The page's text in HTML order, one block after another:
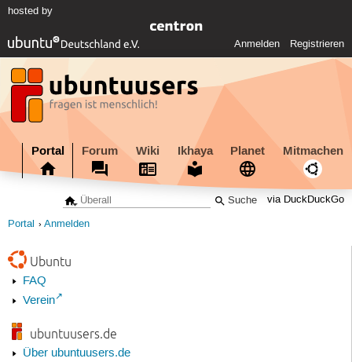
hosted by
Anmelden Registrieren
Portal Forum Wiki Ikhaya Planet Mitmachen
via DuckDuckGo
Portal Anmelden
Ubuntu
FAQ
Verein
ubuntuusers.de
Über ubuntuusers.de